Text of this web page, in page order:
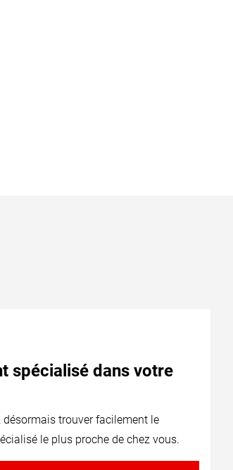
spécialisé dans votre
désormais trouver facilement le
le plus proche de chez vous.